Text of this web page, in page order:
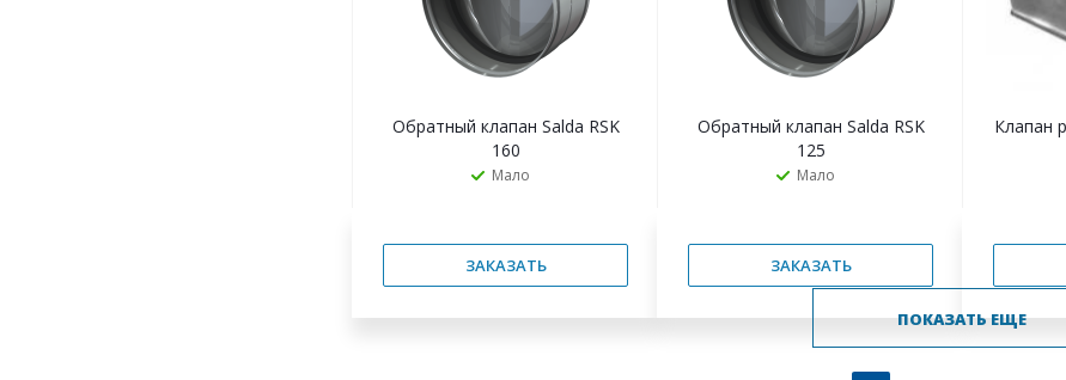
Обратный клапан Salda RSK
160
Мало
ЗАКАЗАТЬ
Обратный клапан Salda RSK
125
Мало
ЗАКАЗАТЬ
Клапан
ПОКАЗАТЬ ЕЩЕ